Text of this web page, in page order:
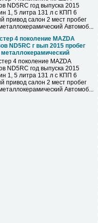
ND5RC год выпуска 2015
1, 5 литра 131 л с КПП 6
привод салон 2 мест пробег
Автомоб...
4 поколение MAZDA
ND5RC г вып 2015 пробег
4 поколение MAZDA
ND5RC год выпуска 2015
1, 5 литра 131 л с КПП 6
привод салон 2 мест пробег
Автомоб...